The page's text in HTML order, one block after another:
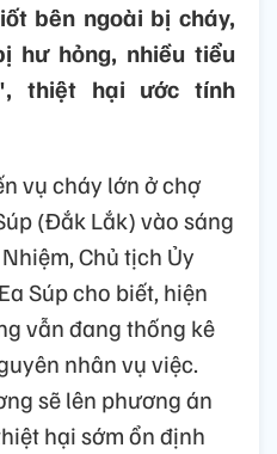
bên ngoài bị cháy,
hư hỏng, nhiều tiểu
thiệt hại ước tính
vụ cháy lớn ở chợ
(Đắk Lắk) vào sáng
Chủ tịch Ủy
Súp cho biết, hiện
vẫn đang thống kê
nhân vụ việc.
sẽ lên phương án
hại sớm ổn định